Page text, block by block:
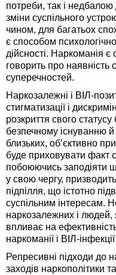
потреби, так і
зміни суспільного
чином, для багатьох
є способом
дійсності. Наркоманія
говорить про наявність
суперечностей.
Наркозалежні і ВІЛ-
стигматизації і
розкриття свого
безпечному існуванню й
близьких, об’єктивно
буде приховувати факт
побоюючись заподіяти
у свою чергу,
підпілля, що істотно
суспільним інтересам.
наркозалежних і людей,
впливає на
наркоманії і ВІЛ-
Репресивні підходи до
заходів наркополітики